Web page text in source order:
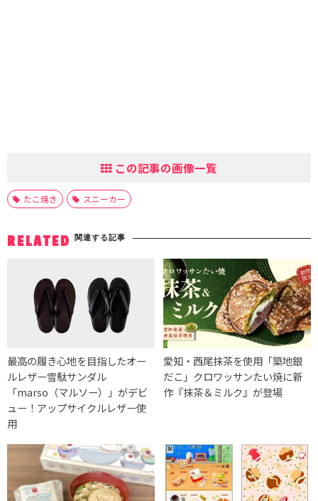
この記事の画像一覧
たこ焼き スニーカー
RELATED 関連する記事
最高の履き心地を目指したオー
ルレザー雪駄サンダル
「marso（マルソー）」がデビ
ュー！アップサイクルレザー使
用
愛知・西尾抹茶を使用「築地銀
だこ」クロワッサンたい焼に新
作『抹茶＆ミルク』が登場